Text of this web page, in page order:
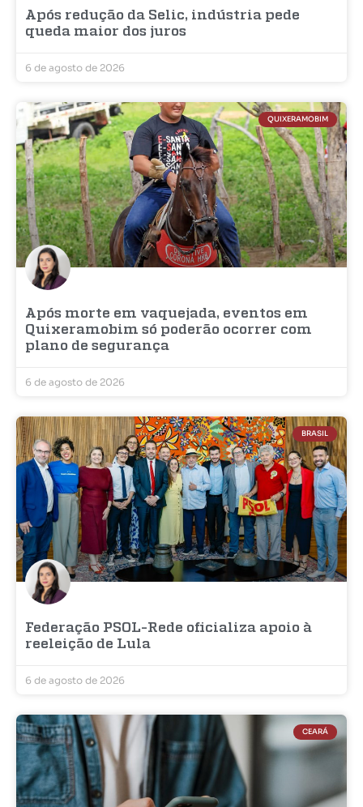
Após redução da Selic, indústria pede
queda maior dos juros
6 de agosto de 2026
QUIXERAMOBIM
Após morte em vaquejada, eventos em
Quixeramobim só poderão ocorrer com
plano de segurança
6 de agosto de 2026
BRASIL
Federação PSOL-Rede oficializa apoio à
reeleição de Lula
6 de agosto de 2026
CEARÁ